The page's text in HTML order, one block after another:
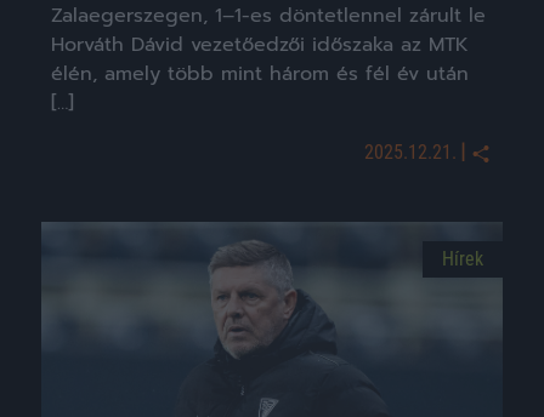
Zalaegerszegen, 1–1-es döntetlennel zárult le
Horváth Dávid vezetőedzői időszaka az MTK
élén, amely több mint három és fél év után
[…]
2025.12.21. |
Hírek